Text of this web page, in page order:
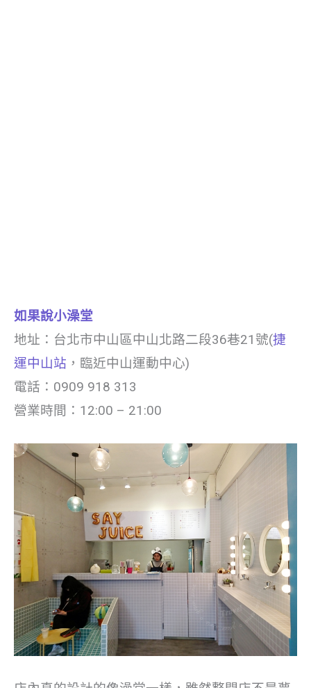
如果說小澡堂
地址：台北市中山區中山北路二段36巷21號(捷
運中山站 ，臨近中山運動中心)
電話：0909 918 313
營業時間：12:00 – 21:00